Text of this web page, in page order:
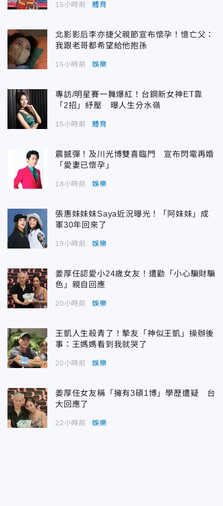
15小時前 體育
北影影后李亦捷父親節宣布懷孕！憶亡父：
我跟老哥都希望給他抱孫
16小時前 娛樂
專訪/明星賽一舞爆紅！台鋼新女神ET靠
「2招」紓壓 曝人生分水嶺
15小時前 體育
震撼彈！及川光博雙喜臨門 宣布閃電再婚
「愛妻已懷孕」
18小時前 娛樂
張惠妹妹妹Saya近況曝光！「阿妹妹」成
軍30年回來了
19小時前 娛樂
姜厚任認愛小24歲女友！遭勸「小心騙財騙
色」親自回應
20小時前 娛樂
王凱人生殺青了！摯友「神似王凱」操辦後
事：王媽媽看到我就哭了
20小時前 娛樂
姜厚任女友稱「擁有3碩1博」學歷遭疑 台
大回應了
22小時前 娛樂